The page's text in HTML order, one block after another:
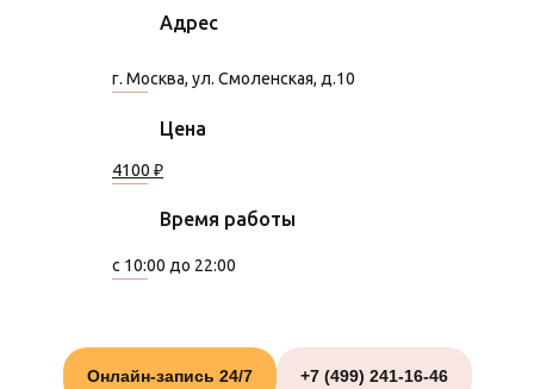
Адрес
с 10:00 до 22:00
4100 ₽
Цена
г. Москва, ул. Смоленская, д.10
Время работы
Онлайн-запись 24/7 +7 (499) 241-16-46